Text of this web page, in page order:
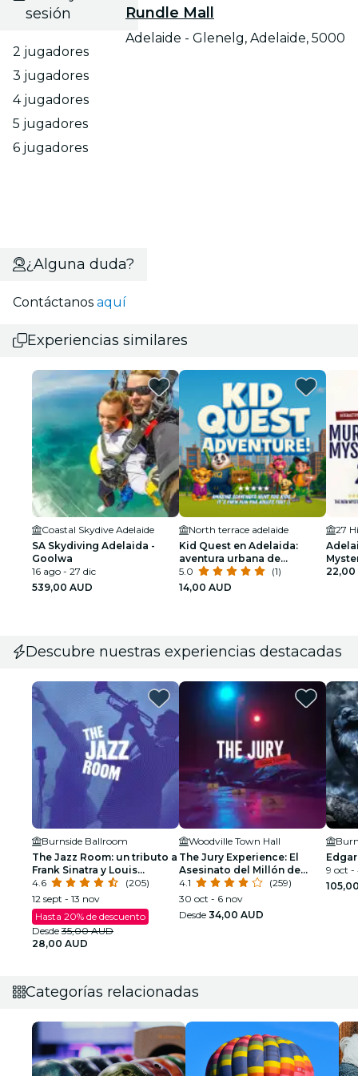
sesión
2 jugadores
3 jugadores
4 jugadores
5 jugadores
6 jugadores
Rundle Mall
Adelaide - Glenelg, Adelaide, 5000
¿Alguna duda?
Contáctanos aquí
Experiencias similares
Coastal Skydive Adelaide
SA Skydiving Adelaida -
Goolwa
16 ago - 27 dic
539,00 AUD
North terrace adelaide
Kid Quest en Adelaida:
aventura urbana de
superhéroes para niños
5.0
(1)
14,00 AUD
27
cita
22,00
Descubre nuestras experiencias destacadas
Burnside Ballroom
The Jazz Room: un tributo a
Frank Sinatra y Louis
Armstrong
4.6
(205)
12 sept - 13 nov
Hasta 20% de descuento
Desde 35,00 AUD
28,00 AUD
Woodville Town Hall
The Jury Experience: El
Asesinato del Millón de
Dólares
4.1
(259)
30 oct - 6 nov
Desde 34,00 AUD
9 oct -
Categorías relacionadas